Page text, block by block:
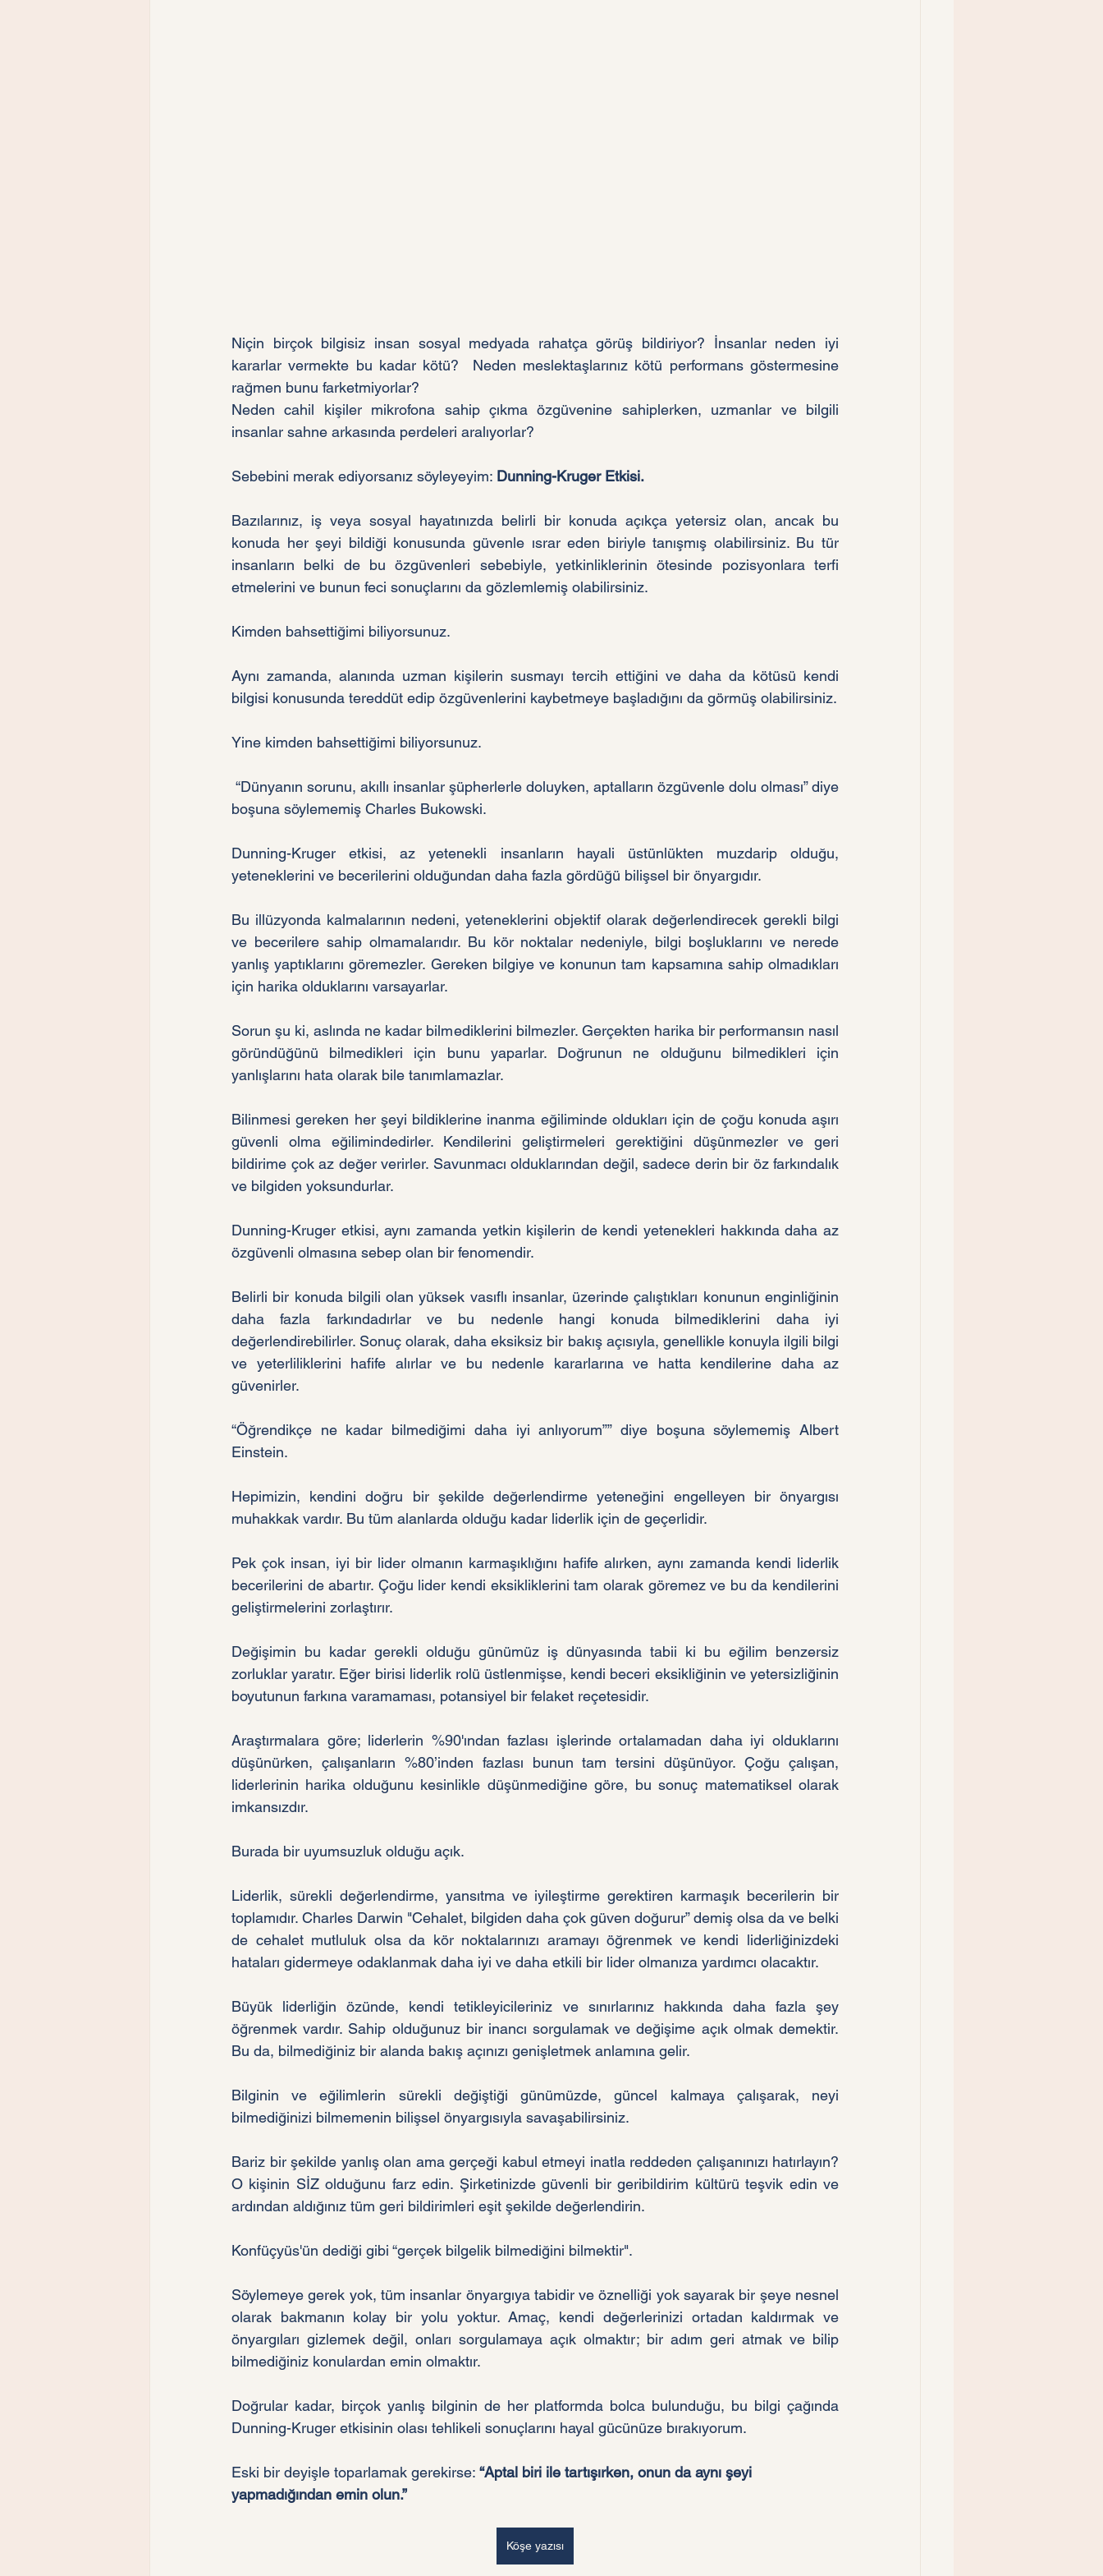
Niçin birçok bilgisiz insan sosyal medyada rahatça görüş bildiriyor? İnsanlar neden iyi
kararlar vermekte bu kadar kötü?  Neden meslektaşlarınız kötü performans göstermesine
rağmen bunu farketmiyorlar?
Neden cahil kişiler mikrofona sahip çıkma özgüvenine sahiplerken, uzmanlar ve bilgili
insanlar sahne arkasında perdeleri aralıyorlar?
Sebebini merak ediyorsanız söyleyeyim: Dunning-Kruger Etkisi.
Bazılarınız, iş veya sosyal hayatınızda belirli bir konuda açıkça yetersiz olan, ancak bu
konuda her şeyi bildiği konusunda güvenle ısrar eden biriyle tanışmış olabilirsiniz. Bu tür
insanların belki de bu özgüvenleri sebebiyle, yetkinliklerinin ötesinde pozisyonlara terfi
etmelerini ve bunun feci sonuçlarını da gözlemlemiş olabilirsiniz.
Kimden bahsettiğimi biliyorsunuz.
Aynı zamanda, alanında uzman kişilerin susmayı tercih ettiğini ve daha da kötüsü kendi
bilgisi konusunda tereddüt edip özgüvenlerini kaybetmeye başladığını da görmüş olabilirsiniz.
Yine kimden bahsettiğimi biliyorsunuz.
boşuna söylememiş Charles Bukowski.
Dunning-Kruger etkisi, az yetenekli insanların hayali üstünlükten muzdarip olduğu,
yeteneklerini ve becerilerini olduğundan daha fazla gördüğü bilişsel bir önyargıdır.
Bu illüzyonda kalmalarının nedeni, yeteneklerini objektif olarak değerlendirecek gerekli bilgi
ve becerilere sahip olmamalarıdır. Bu kör noktalar nedeniyle, bilgi boşluklarını ve nerede
yanlış yaptıklarını göremezler. Gereken bilgiye ve konunun tam kapsamına sahip olmadıkları
için harika olduklarını varsayarlar.
Sorun şu ki, aslında ne kadar bilmediklerini bilmezler. Gerçekten harika bir performansın nasıl
göründüğünü bilmedikleri için bunu yaparlar. Doğrunun ne olduğunu bilmedikleri için
yanlışlarını hata olarak bile tanımlamazlar.
Bilinmesi gereken her şeyi bildiklerine inanma eğiliminde oldukları için de çoğu konuda aşırı
güvenli olma eğilimindedirler. Kendilerini geliştirmeleri gerektiğini düşünmezler ve geri
bildirime çok az değer verirler. Savunmacı olduklarından değil, sadece derin bir öz farkındalık
ve bilgiden yoksundurlar.
Dunning-Kruger etkisi, aynı zamanda yetkin kişilerin de kendi yetenekleri hakkında daha az
özgüvenli olmasına sebep olan bir fenomendir.
Belirli bir konuda bilgili olan yüksek vasıflı insanlar, üzerinde çalıştıkları konunun enginliğinin
daha fazla farkındadırlar ve bu nedenle hangi konuda bilmediklerini daha iyi
değerlendirebilirler. Sonuç olarak, daha eksiksiz bir bakış açısıyla, genellikle konuyla ilgili bilgi
ve yeterliliklerini hafife alırlar ve bu nedenle kararlarına ve hatta kendilerine daha az
güvenirler.
“Öğrendikçe ne kadar bilmediğimi daha iyi anlıyorum”” diye boşuna söylememiş Albert
Einstein.
Hepimizin, kendini doğru bir şekilde değerlendirme yeteneğini engelleyen bir önyargısı
muhakkak vardır. Bu tüm alanlarda olduğu kadar liderlik için de geçerlidir.
Pek çok insan, iyi bir lider olmanın karmaşıklığını hafife alırken, aynı zamanda kendi liderlik
becerilerini de abartır. Çoğu lider kendi eksikliklerini tam olarak göremez ve bu da kendilerini
geliştirmelerini zorlaştırır.
Değişimin bu kadar gerekli olduğu günümüz iş dünyasında tabii ki bu eğilim benzersiz
zorluklar yaratır. Eğer birisi liderlik rolü üstlenmişse, kendi beceri eksikliğinin ve yetersizliğinin
boyutunun farkına varamaması, potansiyel bir felaket reçetesidir.
Araştırmalara göre; liderlerin %90'ından fazlası işlerinde ortalamadan daha iyi olduklarını
düşünürken, çalışanların %80’inden fazlası bunun tam tersini düşünüyor. Çoğu çalışan,
liderlerinin harika olduğunu kesinlikle düşünmediğine göre, bu sonuç matematiksel olarak
imkansızdır.
Burada bir uyumsuzluk olduğu açık.
Liderlik, sürekli değerlendirme, yansıtma ve iyileştirme gerektiren karmaşık becerilerin bir
toplamıdır. Charles Darwin "Cehalet, bilgiden daha çok güven doğurur” demiş olsa da ve belki
de cehalet mutluluk olsa da kör noktalarınızı aramayı öğrenmek ve kendi liderliğinizdeki
hataları gidermeye odaklanmak daha iyi ve daha etkili bir lider olmanıza yardımcı olacaktır.
Büyük liderliğin özünde, kendi tetikleyicileriniz ve sınırlarınız hakkında daha fazla şey
öğrenmek vardır. Sahip olduğunuz bir inancı sorgulamak ve değişime açık olmak demektir.
Bu da, bilmediğiniz bir alanda bakış açınızı genişletmek anlamına gelir.
Bilginin ve eğilimlerin sürekli değiştiği günümüzde, güncel kalmaya çalışarak, neyi
bilmediğinizi bilmemenin bilişsel önyargısıyla savaşabilirsiniz.
Bariz bir şekilde yanlış olan ama gerçeği kabul etmeyi inatla reddeden çalışanınızı hatırlayın?
O kişinin SİZ olduğunu farz edin. Şirketinizde güvenli bir geribildirim kültürü teşvik edin ve
ardından aldığınız tüm geri bildirimleri eşit şekilde değerlendirin.
Konfüçyüs'ün dediği gibi “gerçek bilgelik bilmediğini bilmektir".
Söylemeye gerek yok, tüm insanlar önyargıya tabidir ve öznelliği yok sayarak bir şeye nesnel
olarak bakmanın kolay bir yolu yoktur. Amaç, kendi değerlerinizi ortadan kaldırmak ve
önyargıları gizlemek değil, onları sorgulamaya açık olmaktır; bir adım geri atmak ve bilip
bilmediğiniz konulardan emin olmaktır.
Doğrular kadar, birçok yanlış bilginin de her platformda bolca bulunduğu, bu bilgi çağında
Dunning-Kruger etkisinin olası tehlikeli sonuçlarını hayal gücünüze bırakıyorum.
Eski bir deyişle toparlamak gerekirse: “Aptal biri ile tartışırken, onun da aynı şeyi
yapmadığından emin olun.”
Köşe yazısı